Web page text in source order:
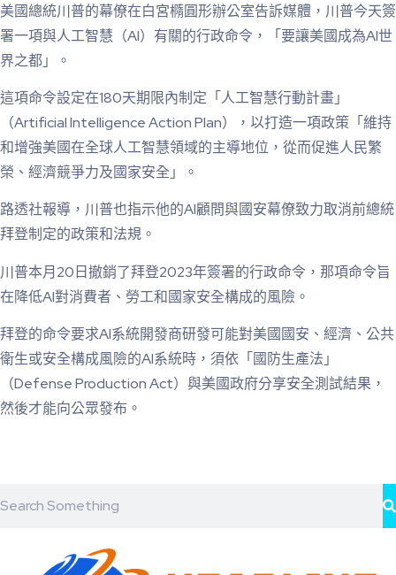
美國總統川普的幕僚在白宮橢圓形辦公室告訴媒體，川普今天簽
署一項與人工智慧（AI）有關的行政命令，「要讓美國成為AI世
界之都」。
這項命令設定在180天期限內制定「人工智慧行動計畫」
（Artificial Intelligence Action Plan），以打造一項政策「維持
和增強美國在全球人工智慧領域的主導地位，從而促進人民繁
榮、經濟競爭力及國家安全」。
路透社報導，川普也指示他的AI顧問與國安幕僚致力取消前總統
拜登制定的政策和法規。
川普本月20日撤銷了拜登2023年簽署的行政命令，那項命令旨
在降低AI對消費者、勞工和國家安全構成的風險。
拜登的命令要求AI系統開發商研發可能對美國國安、經濟、公共
衛生或安全構成風險的AI系統時，須依「國防生產法」
（Defense Production Act）與美國政府分享安全測試結果，
然後才能向公眾發布。